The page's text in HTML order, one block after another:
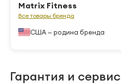
Matrix Fitness
Все товары бренда
США — родина бренда
Гарантия и сервис